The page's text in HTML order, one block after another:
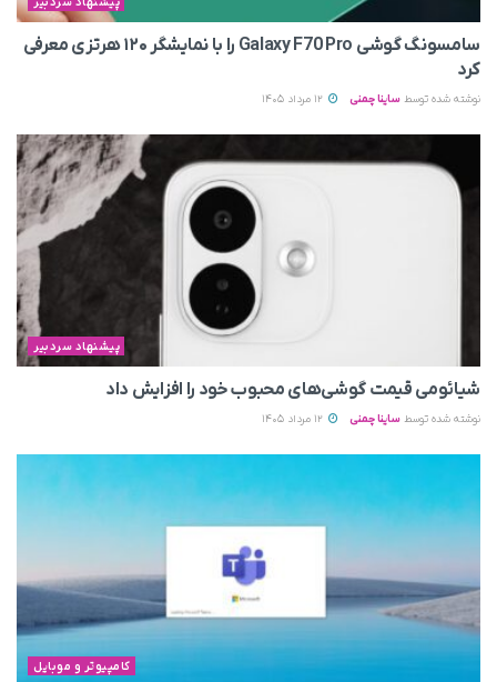
سامسونگ گوشی Galaxy F70 Pro را با نمایشگر ۱۲۰ هرتزی معرفی
کرد
نوشته شده توسط ساینا چمنی
پیشنهاد سردبیر
شیائومی قیمت گوشی‌های محبوب خود را افزایش داد
نوشته شده توسط ساینا چمنی
کامپیوتر و موبایل